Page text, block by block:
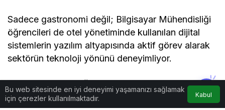
Sadece gastronomi değil; Bilgisayar Mühendisliği
öğrencileri de otel yönetiminde kullanılan dijital
sistemlerin yazılım altyapısında aktif görev alarak
sektörün teknoloji yönünü deneyimliyor.
Psikoloji bölümü öğrencileri, misafir davranışları,
stres yönetimi ve çalışan motivasyonu gibi
Bu web sitesinde en iyi deneyimi yaşamanızı sağlamak
için çerezler kullanılmaktadır.
Kabul